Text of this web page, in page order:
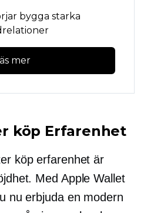
bygga starka
mer
köp Erfarenhet
köperfarenhet är
Med Apple Wallet
nu erbjuda en modern